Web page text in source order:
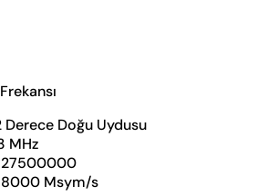
Derece Doğu Uydusu
MHz
27500000
8000 Msym/s